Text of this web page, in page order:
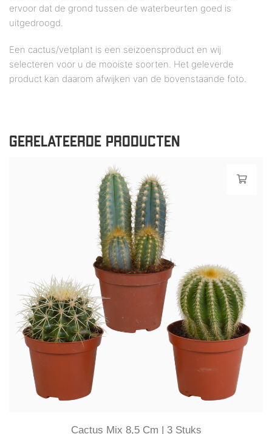
ervoor dat de grond tussen de waterbeurten goed is
uitgedroogd.
Een cactus/vetplant is een seizoensproduct en wij
selecteren voor u de mooiste soorten. Het geleverde
product kan daarom afwijken van de bovenstaande foto.
GERELATEERDE PRODUCTEN
Cactus Mix 8,5 Cm | 3 Stuks